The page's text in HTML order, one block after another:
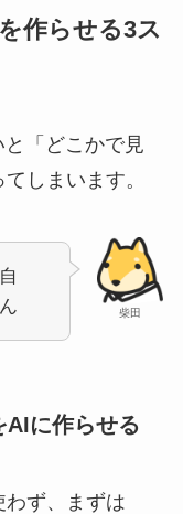
作らせる3ス
「どこかで見
しまいます。
柴田
AIに作らせる
ず、まずは